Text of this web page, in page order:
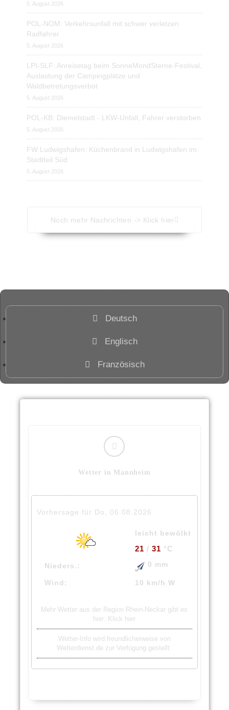
5. August 2026
POL-NOM: Verkehrsunfall mit schwer verletzen
Radfahrer
5. August 2026
LPI-SLF: Anreisetag beim SonneMondSterne-Festival,
Auslastung der Campingplätze und
Waldbetretungsverbot
5. August 2026
POL-KB: Diemelstadt - LKW-Unfall, Fahrer verstorben
5. August 2026
FW Ludwigshafen: Küchenbrand in Ludwigshafen im
Stadtteil Süd
5. August 2026
Noch mehr Nachrichten -> Klick hier
Deutsch
Englisch
Französisch
Wetter in Mannheim
Vorhersage für Do, 06.08.2026
leicht bewölkt
21 / 31 °C
Nieders.: 0 mm
Wind: 10 km/h W
Mehr Wetter aus der Region Rhein-Neckar gibt es
hier: Klick hier
Wetter-Info wird freundlicherweise von
Wetterdienst.de zur Verfügung gestellt.